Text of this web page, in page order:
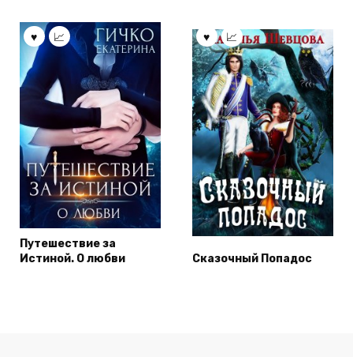
Путешествие за
Истиной. О любви
Сказочный Попадос